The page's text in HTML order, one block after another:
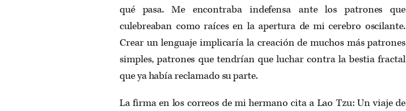
qué pasa. Me encontraba indefensa ante los patrones que
culebreaban como raíces en la apertura de mi cerebro oscilante.
Crear un lenguaje implicaría la creación de muchos más patrones
simples, patrones que tendrían que luchar contra la bestia fractal
que ya había reclamado su parte.
La firma en los correos de mi hermano cita a Lao Tzu: Un viaje de